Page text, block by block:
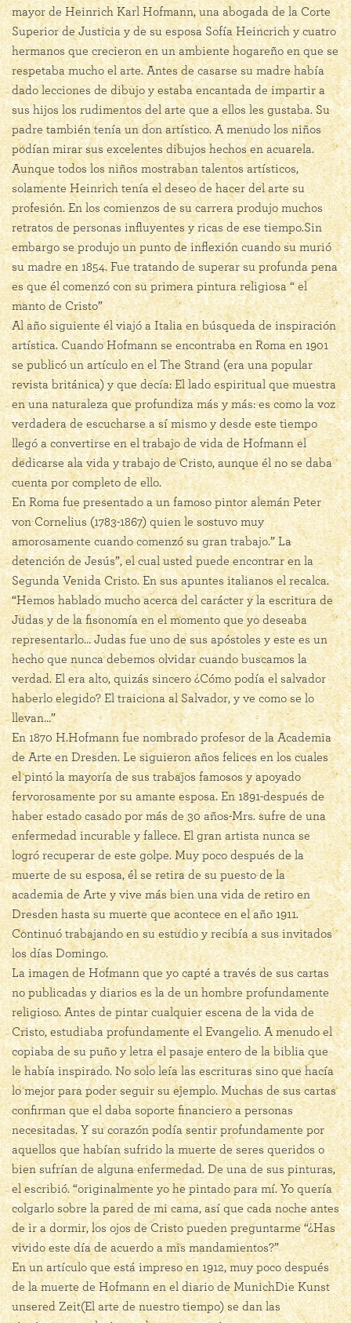
mayor de Heinrich Karl Hofmann, una abogada de la Corte
Superior de Justicia y de su esposa Sofía Heincrich y cuatro
hermanos que crecieron en un ambiente hogareño en que se
respetaba mucho el arte. Antes de casarse su madre había
dado lecciones de dibujo y estaba encantada de impartir a
sus hijos los rudimentos del arte que a ellos les gustaba. Su
padre también tenía un don artístico. A menudo los niños
podían mirar sus excelentes dibujos hechos en acuarela.
Aunque todos los niños mostraban talentos artísticos,
solamente Heinrich tenía el deseo de hacer del arte su
profesión. En los comienzos de su carrera produjo muchos
retratos de personas influyentes y ricas de ese tiempo.Sin
embargo se produjo un punto de inflexión cuando su murió
su madre en 1854. Fue tratando de superar su profunda pena
es que él comenzó con su primera pintura religiosa “ el
manto de Cristo”
Al año siguiente él viajó a Italia en búsqueda de inspiración
artística. Cuando Hofmann se encontraba en Roma en 1901
se publicó un artículo en el The Strand (era una popular
revista británica) y que decía: El lado espiritual que muestra
en una naturaleza que profundiza más y más: es como la voz
verdadera de escucharse a sí mismo y desde este tiempo
llegó a convertirse en el trabajo de vida de Hofmann el
dedicarse ala vida y trabajo de Cristo, aunque él no se daba
cuenta por completo de ello.
En Roma fue presentado a un famoso pintor alemán Peter
von Cornelius (1783-1867) quien le sostuvo muy
amorosamente cuando comenzó su gran trabajo.” La
detención de Jesús”, el cual usted puede encontrar en la
Segunda Venida Cristo. En sus apuntes italianos el recalca.
“Hemos hablado mucho acerca del carácter y la escritura de
Judas y de la fisonomía en el momento que yo deseaba
representarlo… Judas fue uno de sus apóstoles y este es un
hecho que nunca debemos olvidar cuando buscamos la
verdad. El era alto, quizás sincero ¿Cómo podía el salvador
haberlo elegido? El traiciona al Salvador, y ve como se lo
llevan…”
En 1870 H.Hofmann fue nombrado profesor de la Academia
de Arte en Dresden. Le siguieron años felices en los cuales
el pintó la mayoría de sus trabajos famosos y apoyado
fervorosamente por su amante esposa. En 1891-después de
haber estado casado por más de 30 años-Mrs. sufre de una
enfermedad incurable y fallece. El gran artista nunca se
logró recuperar de este golpe. Muy poco después de la
muerte de su esposa, él se retira de su puesto de la
academia de Arte y vive más bien una vida de retiro en
Dresden hasta su muerte que acontece en el año 1911.
Continuó trabajando en su estudio y recibía a sus invitados
los días Domingo.
La imagen de Hofmann que yo capté a través de sus cartas
no publicadas y diarios es la de un hombre profundamente
religioso. Antes de pintar cualquier escena de la vida de
Cristo, estudiaba profundamente el Evangelio. A menudo el
copiaba de su puño y letra el pasaje entero de la biblia que
le había inspirado. No solo leía las escrituras sino que hacía
lo mejor para poder seguir su ejemplo. Muchas de sus cartas
confirman que el daba soporte financiero a personas
necesitadas. Y su corazón podía sentir profundamente por
aquellos que habían sufrido la muerte de seres queridos o
bien sufrían de alguna enfermedad. De una de sus pinturas,
el escribió. “originalmente yo he pintado para mí. Yo quería
colgarlo sobre la pared de mi cama, así que cada noche antes
de ir a dormir, los ojos de Cristo pueden preguntarme “¿Has
vivido este día de acuerdo a mis mandamientos?”
En un artículo que está impreso en 1912, muy poco después
de la muerte de Hofmann en el diario de MunichDie Kunst
unsered Zeit(El arte de nuestro tiempo) se dan las